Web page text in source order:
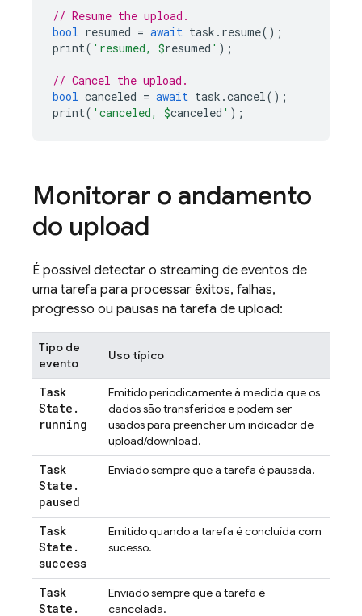
// Resume the upload.
bool resumed = await task . resume();
print( 'resumed, $resumed ' );
// Cancel the upload.
bool canceled = await task .cancel();
print( 'canceled, $canceled ' );
Monitorar o andamento
do upload
É possível detectar o streaming de eventos de
uma tarefa para processar êxitos, falhas,
progresso ou pausas na tarefa de upload:
Tipo de
evento
Uso típico
Task
State .
running
Emitido periodicamente à medida que os
dados são transferidos e podem ser
usados para preencher um indicador de
upload/download.
Task
State .
paused
Enviado sempre que a tarefa é pausada.
Task
State .
success
Emitido quando a tarefa é concluída com
sucesso.
Task
State .
Enviado sempre que a tarefa é
cancelada.